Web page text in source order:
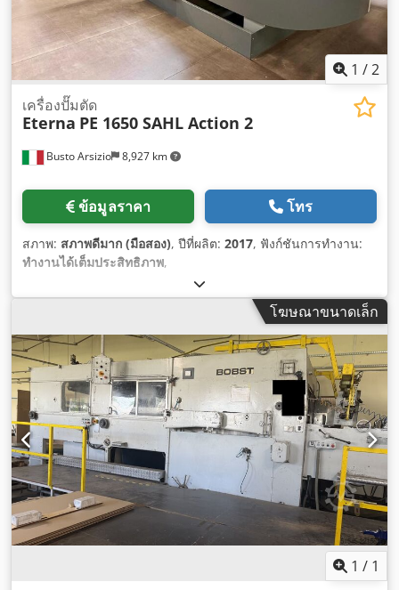
1 /2
Busto Arsizio 8,927 km
เครื่องปั๊มตัด
Eterna PE 1650 SAHL Action 2
ข้อมูลราคา โทร
สภาพ: สภาพดีมาก (มือสอง), ปีที่ผลิต: 2017, ฟังก์ชันการทำงาน:
ทำงานได้เต็มประสิทธิภาพ,
โฆษณาขนาดเล็ก
1 / 1